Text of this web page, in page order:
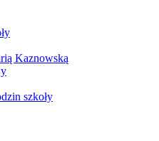
Kaznowską
szkoły